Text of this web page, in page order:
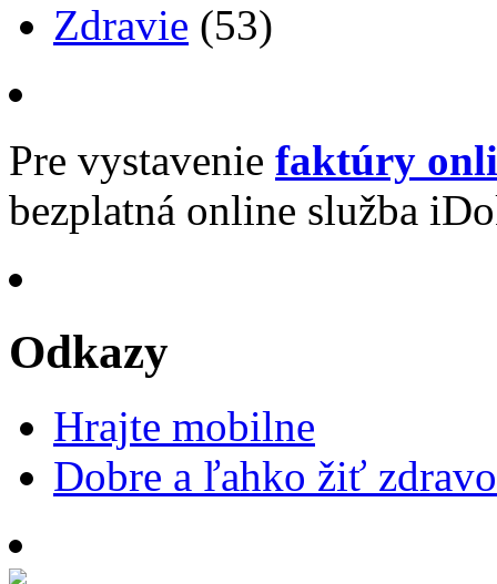
Zdravie (53)
Pre vystavenie faktúry
bezplatná online služba
Odkazy
Hrajte mobilne
Dobre a ľahko žiť zdravo